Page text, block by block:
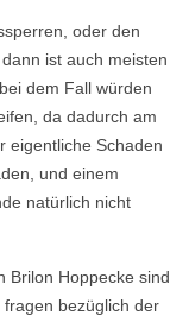
oder den
ist auch meisten
dem Fall würden
da dadurch am
eigentliche Schaden
und einem
natürlich nicht
Brilon Hoppecke sind
bezüglich der